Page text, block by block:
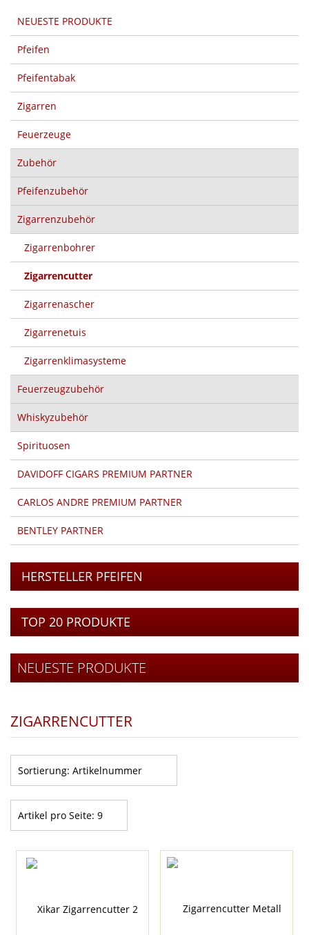
NEUESTE PRODUKTE
Pfeifen
Pfeifentabak
Zigarren
Feuerzeuge
Zubehör
Pfeifenzubehör
Zigarrenzubehör
Zigarrenbohrer
Zigarrencutter
Zigarrenascher
Zigarrenetuis
Zigarrenklimasysteme
Feuerzeugzubehör
Whiskyzubehör
Spirituosen
DAVIDOFF CIGARS PREMIUM PARTNER
CARLOS ANDRE PREMIUM PARTNER
BENTLEY PARTNER
HERSTELLER PFEIFEN
TOP 20 PRODUKTE
NEUESTE PRODUKTE
ZIGARRENCUTTER
Sortierung: Artikelnummer
Artikel pro Seite: 9